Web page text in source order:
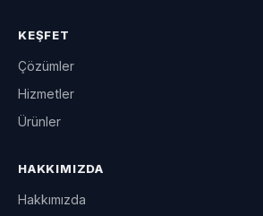
KEŞFET
Çözümler
Hizmetler
Ürünler
HAKKIMIZDA
Hakkımızda